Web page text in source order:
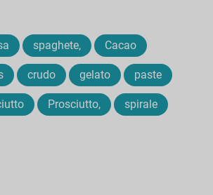
spaghete, Cacao
crudo gelato paste
Prosciutto, spirale